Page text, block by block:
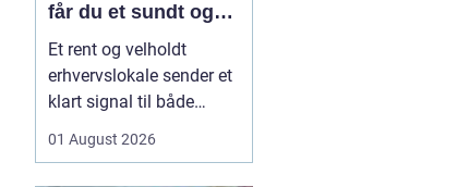
får du et sundt og
professionelt
arbejdsmiljø
Et rent og velholdt
erhvervslokale sender et
klart signal til både
Mange virksomheder i
01 August 2026